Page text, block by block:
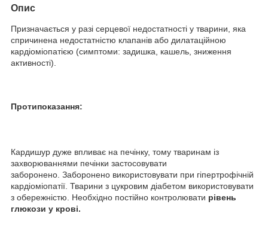
Опис
Призначається у разі серцевої недостатності у тварини, яка
спричинена недостатністю клапанів або дилатаційною
кардіоміопатією (симптоми: задишка, кашель, зниження
активності).
Протипоказання:
Кардишур дуже впливає на печінку, тому тваринам із
захворюваннями печінки застосовувати
заборонено. Заборонено використовувати при гіпертрофічній
кардіоміопатії. Тварини з цукровим діабетом використовувати
з обережністю. Необхідно постійно контролювати рівень
глюкози у крові.